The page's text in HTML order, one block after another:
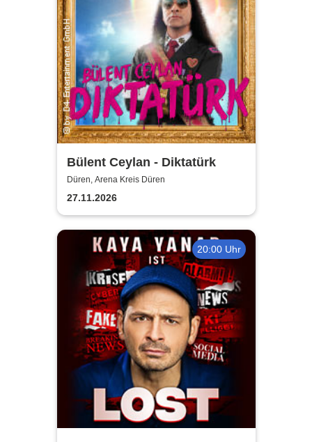
Bülent Ceylan - Diktatürk
Düren, Arena Kreis Düren
27.11.2026
20:00 Uhr